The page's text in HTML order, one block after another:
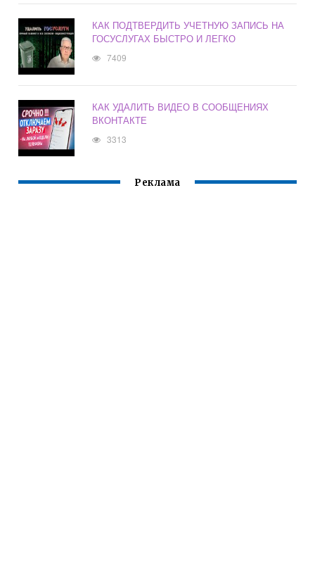
КАК ПОДТВЕРДИТЬ УЧЕТНУЮ ЗАПИСЬ НА
ГОСУСЛУГАХ БЫСТРО И ЛЕГКО
7409
КАК УДАЛИТЬ ВИДЕО В СООБЩЕНИЯХ
ВКОНТАКТЕ
3313
Реклама